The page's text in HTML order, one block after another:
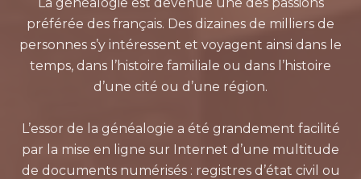
préférée des français. Des dizaines de milliers de
personnes s’y intéressent et voyagent ainsi dans le
temps, dans l’histoire familiale ou dans l’histoire
d’une cité ou d’une région.
L’essor de la généalogie a été grandement facilité
par la mise en ligne sur Internet d’une multitude
de documents numérisés : registres d’état civil ou